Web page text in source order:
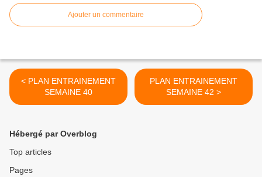
Ajouter un commentaire
< PLAN ENTRAINEMENT
SEMAINE 40
PLAN ENTRAINEMENT
SEMAINE 42 >
Hébergé par Overblog
Top articles
Pages